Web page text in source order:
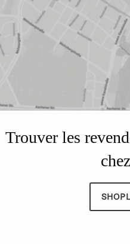
Trouver les